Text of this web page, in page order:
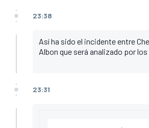
23:38
Así ha sido el incidente entre
Albon que será analizado por
23:31